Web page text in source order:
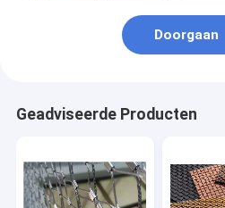
Doorgaan
Geadviseerde Producten